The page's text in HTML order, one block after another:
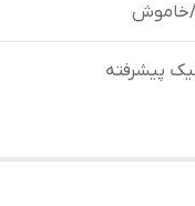
خاموش
پیشرفته